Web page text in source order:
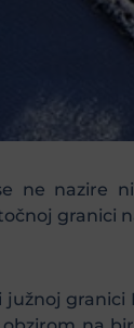
ne nazire
granici